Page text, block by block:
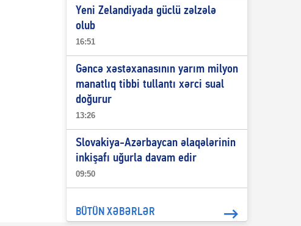
Yeni Zelandiyada güclü zəlzələ
olub
16:51
Gəncə xəstəxanasının yarım milyon
manatlıq tibbi tullantı xərci sual
doğurur
13:26
Slovakiya-Azərbaycan əlaqələrinin
inkişafı uğurla davam edir
09:50
BÜTÜN XƏBƏRLƏR